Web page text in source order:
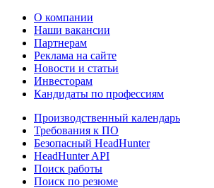
О компании
Наши вакансии
Партнерам
Реклама на сайте
Новости и статьи
Инвесторам
Кандидаты по профессиям
Производственный календарь
Требования к ПО
Безопасный HeadHunter
HeadHunter API
Поиск работы
Поиск по резюме